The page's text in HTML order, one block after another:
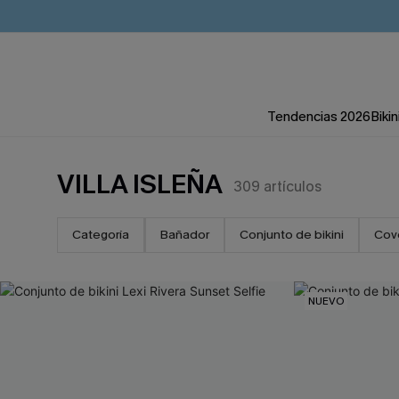
Tendencias 2026
VILLA ISLEÑA 309 artículos
Categoría Bañador Conjunto de bikini
NUEVO